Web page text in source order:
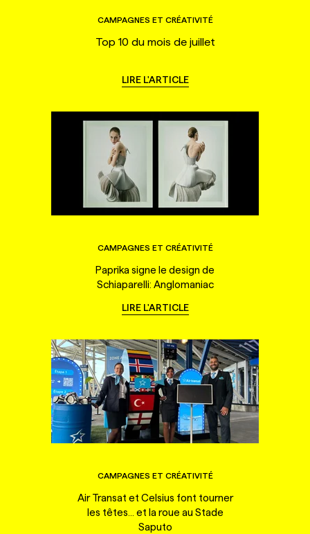
CAMPAGNES ET CRÉATIVITÉ
Top 10 du mois de juillet
LIRE L'ARTICLE
CAMPAGNES ET CRÉATIVITÉ
Paprika signe le design de
Schiaparelli: Anglomaniac
LIRE L'ARTICLE
CAMPAGNES ET CRÉATIVITÉ
Air Transat et Celsius font tourner
les têtes... et la roue au Stade
Saputo